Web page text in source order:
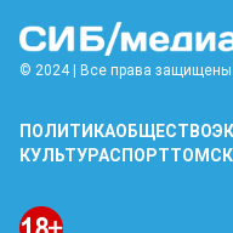
© 2024 | Все права защищены
ПОЛИТИКАОБЩЕСТВО
КУЛЬТУРАСПОРТТОМСК